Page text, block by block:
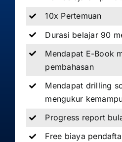
10x Pertemuan
Durasi belajar 90
Mendapat E-Book
pembahasan
Mendapat drilling
mengukur
Progress report
Free biaya